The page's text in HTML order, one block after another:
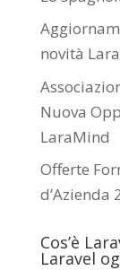
novità
Nuova
LaraMind
Offerte
d’Azienda
Cos’è
Laravel